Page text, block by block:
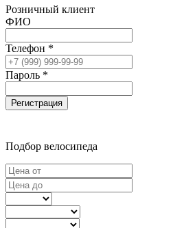
Розничный клиент
ФИО
Телефон *
Пароль *
Регистрация
Подбор велосипеда